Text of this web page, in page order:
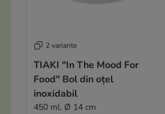
2 variante
TIAKI "In The Mood For
Food" Bol din oțel
inoxidabil
450 ml, Ø 14 cm